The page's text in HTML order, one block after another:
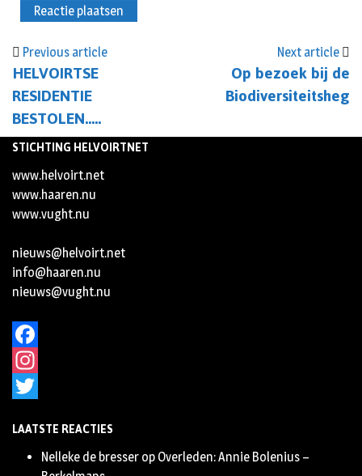
Previous article
HELVOIRTSE
RESIDENTIE
BESTOLEN…..
Next article
Op bezoek bij de
Biodiversiteitsheg
STICHTING HELVOIRTNET
www.helvoirt.net
www.haaren.nu
www.vught.nu
nieuws@helvoirt.net
info@haaren.nu
nieuws@vught.nu
Facebook
Instagram
LAATSTE REACTIES
Nelleke de bresser op Overleden: Annie Bolenius –